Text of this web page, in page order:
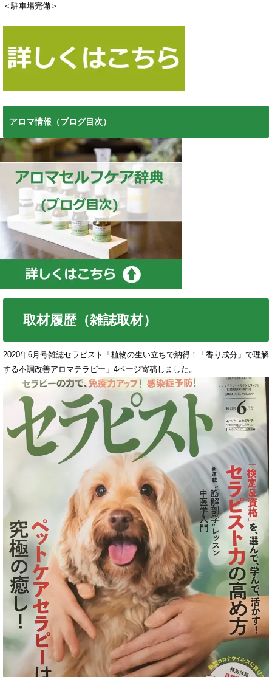
＜駐車場完備＞
アロマ情報（ブログ目次）
取材履歴（雑誌取材）
2020年6月号雑誌セラピスト「植物の生い立ちで納得！「香り成分」で理解
する不調改善アロマテラピー」4ページ寄稿しました。